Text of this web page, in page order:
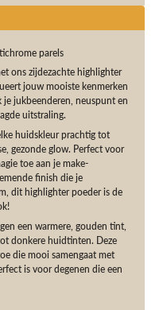
parels
ons zijdezachte highlighter
jouw mooiste kenmerken
je jukbeenderen, neuspunt en
uitstraling.
huidskleur prachtig tot
gezonde glow. Perfect voor
toe aan je make-
finish die je
dit highlighter poeder is de
een warmere, gouden tint,
donkere huidtinten. Deze
die mooi samengaat met
is voor degenen die een